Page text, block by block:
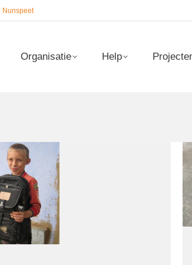
Nunspeet
Organisatie Help
Organisatie Help